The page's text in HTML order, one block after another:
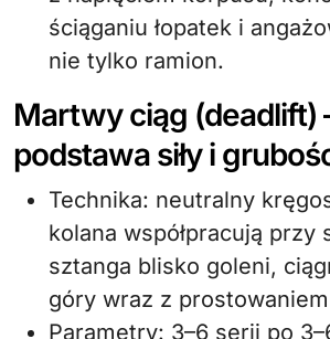
ściąganiu łopatek i
nie tylko ramion.
Martwy ciąg
podstawa siły i
Technika: neutralny
kolana współpracują przy
sztanga blisko goleni,
góry wraz z
Parametry: 3–6 serii po